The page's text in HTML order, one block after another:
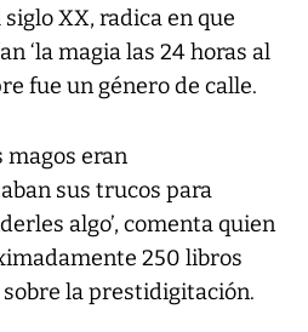
XX, radica en que
‘la magia las 24 horas al
fue un género de calle.
magos eran
sus trucos para
algo’, comenta quien
250 libros
la prestidigitación.